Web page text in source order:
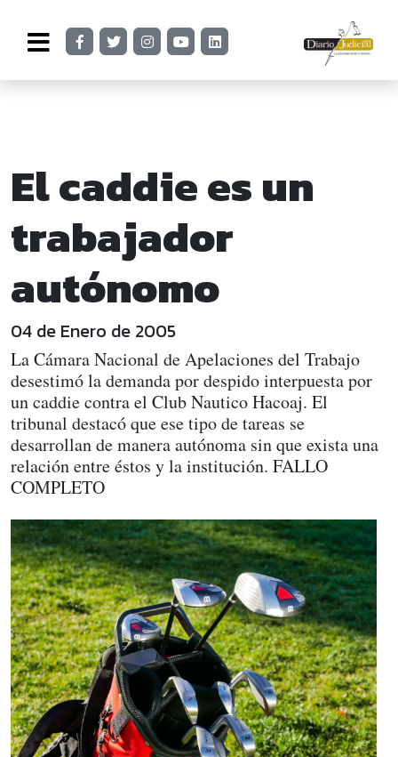
El caddie es un
trabajador
autónomo
04 de Enero de 2005
La Cámara Nacional de Apelaciones del Trabajo
desestimó la demanda por despido interpuesta por
un caddie contra el Club Nautico Hacoaj. El
tribunal destacó que ese tipo de tareas se
desarrollan de manera autónoma sin que exista una
relación entre éstos y la institución. FALLO
COMPLETO